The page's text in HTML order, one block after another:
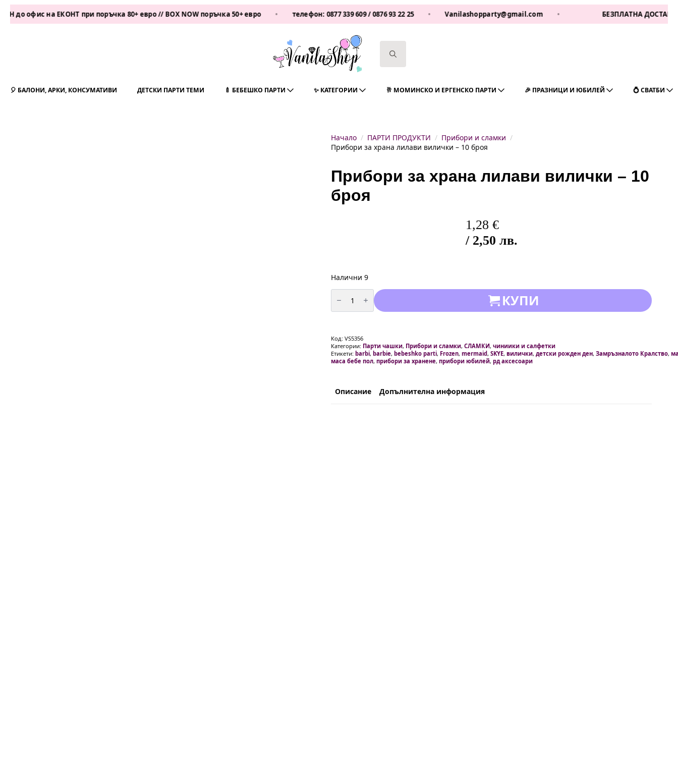
на ЕКОНТ при поръчка 80+ евро // BOX NOW поръчка 50+ евро • телефон:0877 339 609/0876 93 22 25 • Vanilashopparty@gmail.com • БЕЗПЛАТНА ДОСТАВКА ЗА 1
🎈 БАЛОНИ, АРКИ, КОНСУМАТИВИ ДЕТСКИ ПАРТИ ТЕМИ 🍼 БЕБЕШКО ПАРТИ ✨ КАТЕГОРИИ 🥂 МОМИНСКО И ЕРГЕНСКО ПАРТИ 🎉 ПРАЗНИЦИ И ЮБИЛЕЙ 💍 СВАТБИ
Начало ПАРТИ ПРОДУКТИ
Прибори и сламки
Прибори за храна лилави вилички – 10 броя
Прибори за храна лилави вилички – 10
броя
1,28 €
/ 2,50 лв.
Налични 9
количество
за
Прибори
за
вилички
-
10
броя
КУПИ
Код: VS5356
Категории: Парти чашки, Прибори и сламки, СЛАМКИ, чиниики и салфетки
Етикети: barbi, barbie, bebeshko parti, Frozen, mermaid, SKYE, вилички, детски рожден ден, Замръзналото Кралство,
маса бебе пол, прибори за хранене, прибори юбилей, рд аксесоари
Описание Допълнителна информация